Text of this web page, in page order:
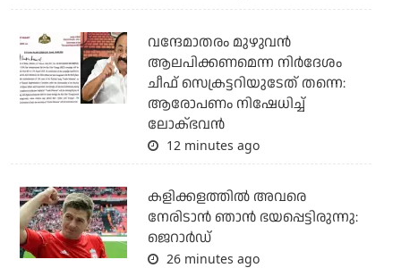
വന്ദേമാതരം മുഴുവന്‍
ആലപിക്കണമെന്ന നിര്‍ദേശം
ചീഫ് സെക്രട്ടറിയുടേത് തന്നെ:
ആരോപണം നിഷേധിച്ച്
ലോക്ഭവന്‍
12 minutes ago
കളിക്കളത്തില്‍ അവരെ
നേരിടാന്‍ ഞാന്‍ ഭയപ്പെട്ടിരുന്നു:
ജെറാര്‍ഡ്
26 minutes ago